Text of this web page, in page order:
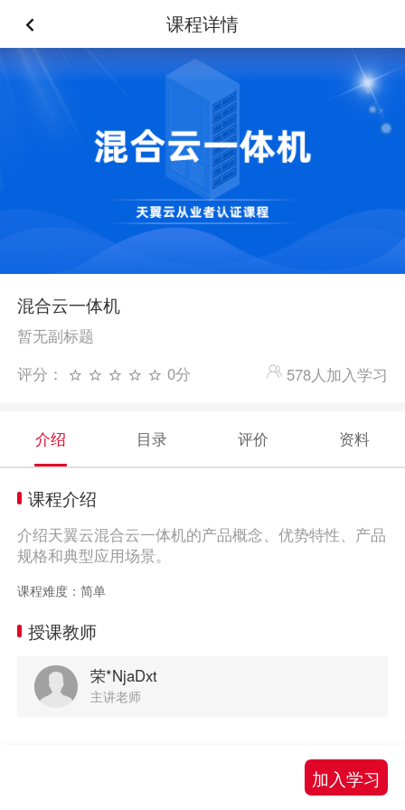
课程详情
混合云一体机
暂无副标题
评分：
0分 578人加入学习
介绍 目录 评价 资料
课程介绍
介绍天翼云混合云一体机的产品概念、优势特性、产品
规格和典型应用场景。
课程难度：简单
授课教师
荣*NjaDxt
主讲老师
加入学习